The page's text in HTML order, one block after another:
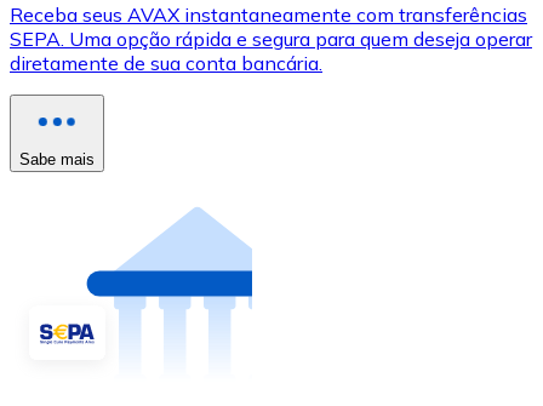
Receba seus AVAX instantaneamente com transferências
SEPA. Uma opção rápida e segura para quem deseja operar
diretamente de sua conta bancária.
Sabe mais